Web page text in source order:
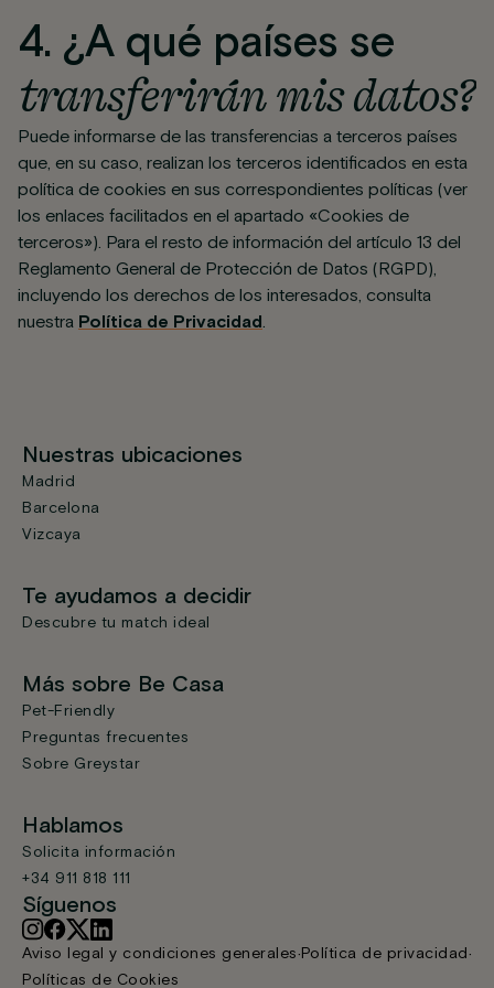
4. ¿A qué países se
transferirán mis datos?
Puede informarse de las transferencias a terceros países
que, en su caso, realizan los terceros identificados en esta
política de cookies en sus correspondientes políticas (ver
los enlaces facilitados en el apartado «Cookies de
terceros»). Para el resto de información del artículo 13 del
Reglamento General de Protección de Datos (RGPD),
incluyendo los derechos de los interesados, consulta
nuestra Política de Privacidad.
Nuestras ubicaciones
Madrid
Barcelona
Vizcaya
Te ayudamos a decidir
Descubre tu match ideal
Más sobre Be Casa
Pet-Friendly
Preguntas frecuentes
Sobre Greystar
Hablamos
Solicita información
+34 911 818 111
Síguenos
Aviso legal y condiciones generales Política de privacidad
Políticas de Cookies